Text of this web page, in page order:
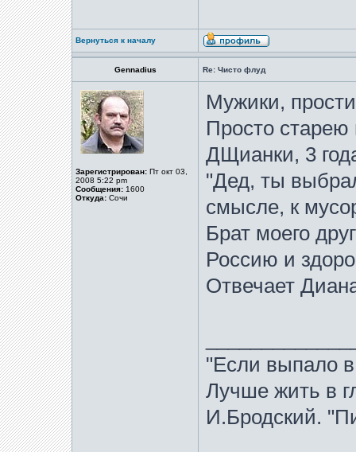
Вернуться к началу
Gennadius Re: Чисто флуд
Зарегистрирован: Пт окт 03,
2008 5:22 pm
Сообщения: 1600
Откуда: Сочи
Мужики,
Просто старею
ДЩианки, 3
"Дед, ты
смысле, к
Брат моего
Россию и
Отвечает
"Если выпало
Лучше жить в
И.Бродский.